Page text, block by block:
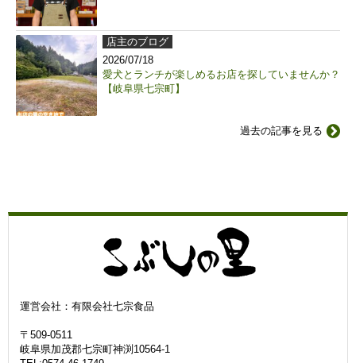
店主のブログ
2026/07/18
愛犬とランチが楽しめるお店を探していませんか？
【岐阜県七宗町】
過去の記事を見る
運営会社：有限会社七宗食品
〒509-0511
岐阜県加茂郡七宗町神渕10564-1